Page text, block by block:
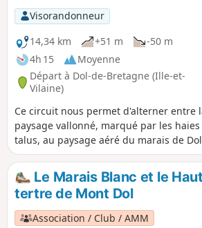
Visorandonneur
14,34 km
+51 m
-50 m
4h 15
Moyenne
Départ à Dol-de-Bretagne (Ille-et-
Vilaine)
Ce circuit nous permet d'alterner entre
paysage vallonné, marqué par les
talus, au paysage aéré du marais de
vaste maillage de canaux et de fossés
l'omniprésence du Mont-Dol et de la
Bretagne.
Le Marais Blanc et le
tertre de Mont Dol
Association / Club / AMM